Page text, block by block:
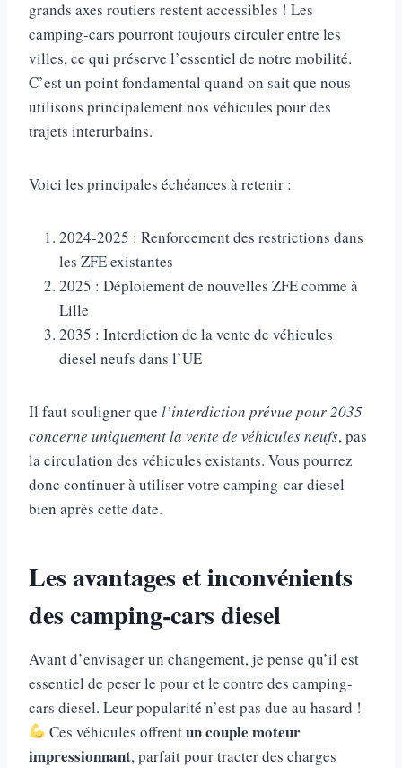
grands axes routiers restent accessibles ! Les
camping-cars pourront toujours circuler entre les
villes, ce qui préserve l’essentiel de notre mobilité.
C’est un point fondamental quand on sait que nous
utilisons principalement nos véhicules pour des
trajets interurbains.
Voici les principales échéances à retenir :
2024-2025 : Renforcement des restrictions dans
les ZFE existantes
2025 : Déploiement de nouvelles ZFE comme à
Lille
2035 : Interdiction de la vente de véhicules
diesel neufs dans l’UE
Il faut souligner que l’interdiction prévue pour 2035
concerne uniquement la vente de véhicules neufs, pas
la circulation des véhicules existants. Vous pourrez
donc continuer à utiliser votre camping-car diesel
bien après cette date.
Les avantages et inconvénients
des camping-cars diesel
Avant d’envisager un changement, je pense qu’il est
essentiel de peser le pour et le contre des camping-
cars diesel. Leur popularité n’est pas due au hasard !
Ces véhicules offrentun couple moteur
impressionnant, parfait pour tracter des charges